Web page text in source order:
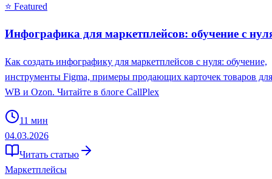
⭐ Featured
Инфографика для маркетплейсов: обучение с
Как создать инфографику для маркетплейсов с нуля: обучение,
инструменты Figma, примеры продающих карточек товаров для
WB и Ozon. Читайте в блоге CallPlex
11 мин
04.03.2026
Читать статью
Маркетплейсы